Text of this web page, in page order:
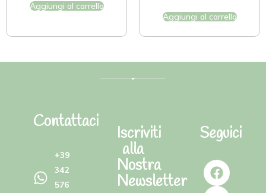
Aggiungi al carrello
Aggiungi al carrello
Contattaci
+39
342
576
Iscriviti
alla
Nostra
Newsletter
Seguici